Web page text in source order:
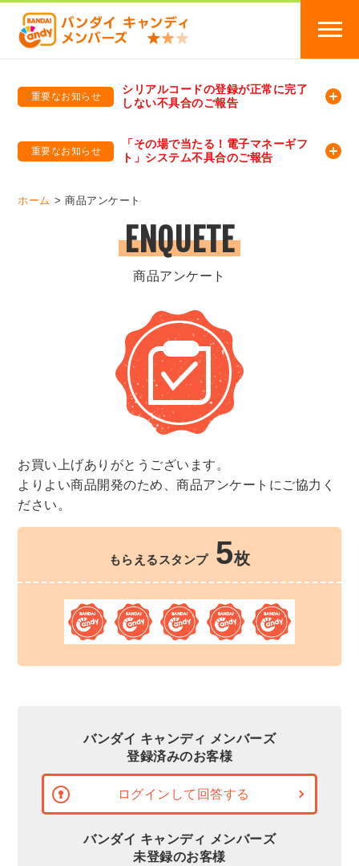
重要なお知らせ
シリアルコードの登録が正常に完了
しない不具合のご報告
重要なお知らせ
「その場で当たる！電子マネーギフ
ト」システム不具合のご報告
ホーム 商品アンケート
ENQUETE
商品アンケート
お買い上げありがとうございます。
よりよい商品開発のため、商品アンケートにご協力く
ださい。
もらえるスタンプ 5枚
バンダイ キャンディ メンバーズ
登録済みのお客様
ログインして回答する
バンダイ キャンディ メンバーズ
未登録のお客様